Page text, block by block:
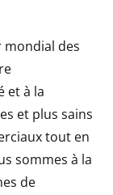
mondial des
et à la
et plus sains
tout en
sommes à la
de